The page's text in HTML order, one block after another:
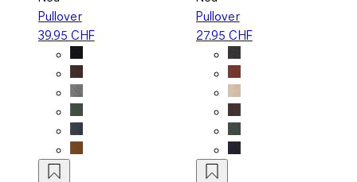
Pullover
39.95 CHF
Pullover
27.95 CHF